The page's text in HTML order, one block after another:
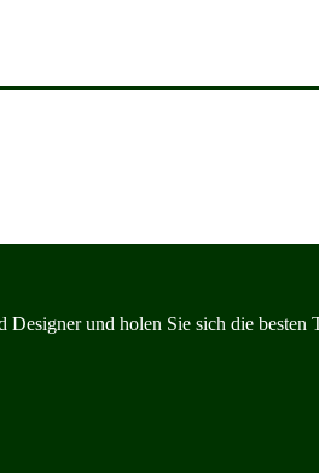
Designer und holen Sie sich die besten